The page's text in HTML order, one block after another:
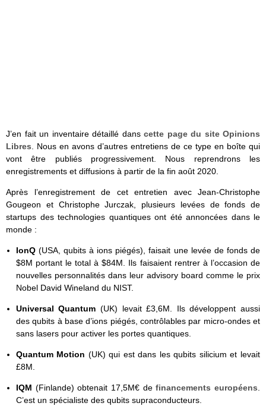
J’en fait un inventaire détaillé dans cette page du site Opinions
Libres . Nous en avons d’autres entretiens de ce type en boîte qui
vont être publiés progressivement. Nous reprendrons les
enregistrements et diffusions à partir de la fin août 2020.
Après l’enregistrement de cet entretien avec Jean-Christophe
Gougeon et Christophe Jurczak, plusieurs levées de fonds de
startups des technologies quantiques ont été annoncées dans le
monde :
IonQ(USA, qubits à ions piégés), faisait une levée de fonds de
$8M portant le total à $84M. Ils faisaient rentrer à l’occasion de
nouvelles personnalités dans leur advisory board comme le prix
Nobel David Wineland du NIST.
Universal Quantum (UK) levait £3,6M. Ils développent aussi
des qubits à base d’ions piégés, contrôlables par micro-ondes et
sans lasers pour activer les portes quantiques.
Quantum Motion (UK) qui est dans les qubits silicium et levait
£8M.
IQM (Finlande) obtenait 17,5M€ definancements européens.
C’est un spécialiste des qubits supraconducteurs.